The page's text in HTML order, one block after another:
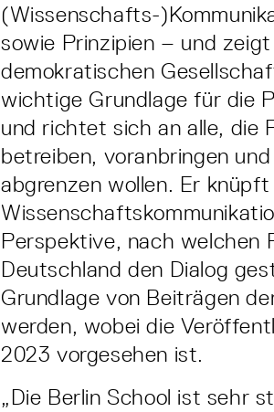
(Wissenschafts-
sowie Prinzipien – und
demokratischen
wichtige Grundlage für die
und richtet sich an alle, die
betreiben, voranbringen
abgrenzen wollen. Er
Perspektive, nach welchen
Deutschland den Dialog
Grundlage von Beiträgen
werden, wobei die
2023 vorgesehen ist.
„Die Berlin School ist sehr